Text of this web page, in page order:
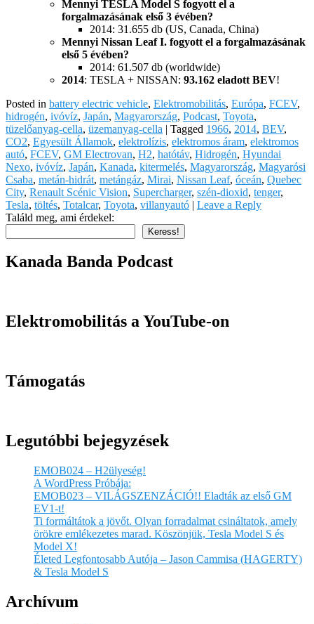
Mennyi TESLA Model S fogyott el a
forgalmazásának első 3 évében?
2014: 31.655 db (US, Canada, China)
Mennyi Nissan Leaf I. fogyott el a forgalmazásának
első 5 évében?
2014: 61.507 db (worldwide)
2014: TESLA + NISSAN: 93.162 eladott BEV!
Posted in battery electric vehicle, Elektromobilitás, Európa, FCEV,
hidrogén, ivóvíz, Japán, Magyarország, Podcast, Toyota,
tüzelőanyag-cella, üzemanyag-cella | Tagged 1966, 2014, BEV,
CO2, Egyesült Államok, elektrolízis, elektromos áram, elektromos
autó, FCEV, GM Electrovan, H2, hatótáv, Hidrogén, Hyundai
Nexo, ivóvíz, Japán, Kanada, kitermelés, Magyarország, Magyarósi
Csaba, metán-hidrát, metángáz, Mirai, Nissan Leaf, óceán, Quebec
City, Renault Scénic Vision, Supercharger, szén-dioxid, tenger,
Tesla, töltés, Totalcar, Toyota, villanyautó | Leave a Reply
Találd meg, ami érdekel:
Keress!
Kanada Banda Podcast
Elektromobilitás a YouTube-on
Támogatás
Legutóbbi bejegyzések
EMOB024 – H2ülyeség!
A WordPress Próbája:
EMOB023 – VILÁGSZENZÁCIÓ!! Eladták az első GM
EV1-t!
Ti formáltátok a jövőt. Olyan forradalmat csináltatok, amely
örökre emlékezetes marad. Köszönjük, Tesla Model S és
Model X!
Életed Legfontosabb Autója – Jason Cammisa (HAGERTY)
& Tesla Model S
Archívum